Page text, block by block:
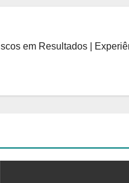
em Resultados |